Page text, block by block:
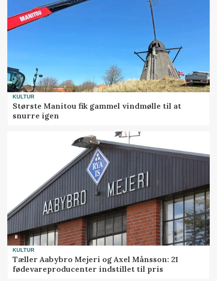
KULTUR
Største Manitou fik gammel vindmølle til at
snurre igen
KULTUR
Tæller Aabybro Mejeri og Axel Månsson: 21
fødevareproducenter indstillet til pris